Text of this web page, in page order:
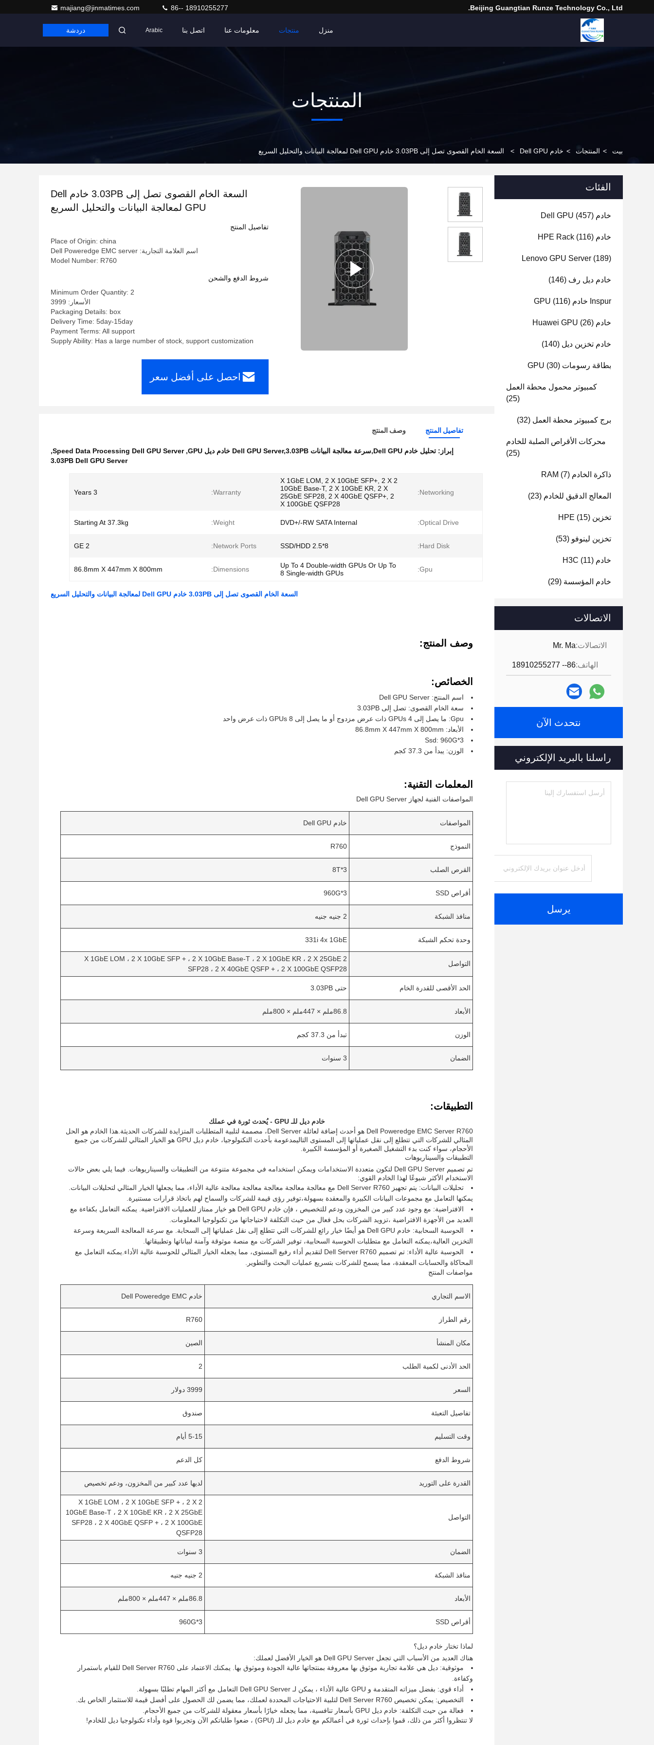
Beijing Guangtian Runze Technology Co., Ltd.
majiang@jinmatimes.com 86-- 18910255277
منزل منتجات معلومات عنا اتصل بنا Arabic دردشة
المنتجات
بيت > المنتجات > خادم Dell GPU > السعة الخام القصوى تصل إلى 3.03PB خادم Dell GPU لمعالجة البيانات والتحليل السريع
الفئات
خادم Dell GPU (457)
خادم HPE Rack (116)
Lenovo GPU Server (189)
خادم ديل رف (146)
Inspur خادم GPU (116)
خادم Huawei GPU (26)
خادم تخزين ديل (140)
بطاقة رسومات GPU (30)
كمبيوتر محمول محطة العمل
(25)
برج كمبيوتر محطة العمل (32)
محركات الأقراص الصلبة للخادم
(25)
ذاكرة الخادم RAM (7)
المعالج الدقيق للخادم (23)
تخزين HPE (15)
تخزين لينوفو (53)
خادم H3C (11)
خادم المؤسسة (29)
الاتصالات
الاتصالات:Mr. Ma
الهاتف:86-- 18910255277
نتحدث الآن
راسلنا بالبريد الإلكتروني
يرسل
السعة الخام القصوى تصل إلى 3.03PB خادم Dell
GPU لمعالجة البيانات والتحليل السريع
تفاصيل المنتج
Place of Origin: china
اسم العلامة التجارية: Dell Poweredge EMC server
Model Number: R760
شروط الدفع والشحن
Minimum Order Quantity: 2
الأسعار: 3999
Packaging Details: box
Delivery Time: 5day-15day
Payment Terms: All support
Supply Ability: Has a large number of stock, support customization
احصل على أفضل سعر
تفاصيل المنتج وصف المنتج
إبراز: تحليل خادم Dell GPU,سرعة معالجة البيانات Dell GPU Server,3.03PB خادم ديل GPU ,
Speed Data Processing Dell GPU Server
,
3.03PB Dell GPU Server
Networking:
2 X 1GbE LOM, 2 X 10GbE SFP+, 2 X
10GbE Base-T, 2 X 10GbE KR, 2 X
25GbE SFP28, 2 X 40GbE QSFP+, 2
X 100GbE QSFP28
Warranty:
3 Years
Optical Drive:
DVD+/-RW SATA Internal
Weight:
Starting At 37.3kg
Hard Disk:
8*2.5 SSD/HDD
Network Ports:
2 GE
Gpu:
Up To 4 Double-width GPUs Or Up To
8 Single-width GPUs
Dimensions:
86.8mm X 447mm X 800mm
السعة الخام القصوى تصل إلى 3.03PB خادم Dell GPU لمعالجة البيانات والتحليل السريع
وصف المنتج:
الخصائص:
اسم المنتج: Dell GPU Server
سعة الخام القصوى: تصل إلى 3.03PB
Gpu: ما يصل إلى 4 GPUs ذات عرض مزدوج أو ما يصل إلى 8 GPUs ذات عرض واحد
الأبعاد: 86.8mm X 447mm X 800mm
Ssd: 960G*3
الوزن: يبدأ من 37.3 كجم
المعلمات التقنية:
المواصفات الفنية لجهاز Dell GPU Server
المواصفات خادم Dell GPU
النموذج R760
القرص الصلب 3*8T
أقراص SSD 960G*3
منافذ الشبكة 2 جنيه جنيه
وحدة تحكم الشبكة 331i 4x 1GbE
التواصل
2 X 1GbE LOM ، 2 X 10GbE SFP + ، 2 X 10GbE Base-T ، 2 X 10GbE KR ، 2 X 25GbE
SFP28 ، 2 X 40GbE QSFP + ، 2 X 100GbE QSFP28
الحد الأقصى للقدرة الخام حتى 3.03PB
الأبعاد 86.8ملم × 447ملم × 800ملم
الوزن تبدأ من 37.3 كجم
الضمان 3 سنوات
التطبيقات:
خادم ديل للـ GPU - يُحدث ثورة في عملك
Dell Poweredge EMC Server R760 هو أحدث إضافة لعائلة Dell Server، مصممة لتلبية المتطلبات المتزايدة للشركات الحديثة.هذا الخادم هو الحل
المثالي للشركات التي تتطلع إلى نقل عملياتها إلى المستوى التاليمدعومة بأحدث التكنولوجيا، خادم ديل GPU هو الخيار المثالي للشركات من جميع
الأحجام، سواء كنت بدء التشغيل الصغيرة أو المؤسسة الكبيرة.
التطبيقات والسيناريوهات
تم تصميم Dell GPU Server لتكون متعددة الاستخدامات ويمكن استخدامه في مجموعة متنوعة من التطبيقات والسيناريوهات. فيما يلي بعض حالات
الاستخدام الأكثر شيوعًا لهذا الخادم القوي:
تحليلات البيانات: يتم تجهيز Dell Server R760 مع معالجة معالجة معالجة معالجة معالجة عالية الأداء، مما يجعلها الخيار المثالي لتحليلات البيانات.
يمكنها التعامل مع مجموعات البيانات الكبيرة والمعقدة بسهولة،توفير رؤى قيمة للشركات والسماح لهم باتخاذ قرارات مستنيرة.
الافتراضية: مع وجود عدد كبير من المخزون ودعم للتخصيص ، فإن خادم Dell GPU هو خيار ممتاز للعمليات الافتراضية. يمكنه التعامل بكفاءة مع
العديد من الأجهزة الافتراضية ،تزويد الشركات بحل فعال من حيث التكلفة لاحتياجاتها من تكنولوجيا المعلومات.
الحوسبة السحابية: خادم Dell GPU هو أيضًا خيار رائع للشركات التي تتطلع إلى نقل عملياتها إلى السحابة. مع سرعة المعالجة السريعة وسرعة
التخزين العالية،يمكنه التعامل مع متطلبات الحوسبة السحابية، توفير الشركات مع منصة موثوقة وآمنة لبياناتها وتطبيقاتها.
الحوسبة عالية الأداء: تم تصميم Dell Server R760 لتقديم أداء رفيع المستوى، مما يجعله الخيار المثالي للحوسبة عالية الأداء.يمكنه التعامل مع
المحاكاة والحسابات المعقدة، مما يسمح للشركات بتسريع عمليات البحث والتطوير.
مواصفات المنتج
الاسم التجاري خادم Dell Poweredge EMC
رقم الطراز R760
مكان المنشأ الصين
الحد الأدنى لكمية الطلب 2
السعر 3999 دولار
تفاصيل التعبئة صندوق
وقت التسليم 5-15 أيام
شروط الدفع كل الدعم
القدرة على التوريد لديها عدد كبير من المخزون، ودعم تخصيص
التواصل
2 X 1GbE LOM ، 2 X 10GbE SFP + ، 2 X
10GbE Base-T ، 2 X 10GbE KR ، 2 X 25GbE
SFP28 ، 2 X 40GbE QSFP + ، 2 X 100GbE
QSFP28
الضمان 3 سنوات
منافذ الشبكة 2 جنيه جنيه
الأبعاد 86.8ملم × 447ملم × 800ملم
أقراص SSD 960G*3
لماذا تختار خادم ديل؟
هناك العديد من الأسباب التي تجعل Dell GPU Server هو الخيار الأفضل لعملك:
موثوقية: ديل هي علامة تجارية موثوق بها معروفة بمنتجاتها عالية الجودة وموثوق بها. يمكنك الاعتماد على Dell Server R760 للقيام باستمرار
وكفاءة.
أداء قوي: بفضل ميزاته المتقدمة و GPU عالية الأداء ، يمكن لـ Dell GPU Server التعامل مع أكثر المهام تطلبًا بسهولة.
التخصيص: يمكن تخصيص Dell Server R760 لتلبية الاحتياجات المحددة لعملك، مما يضمن لك الحصول على أفضل قيمة للاستثمار الخاص بك.
فعالة من حيث التكلفة: خادم ديل GPU بأسعار تنافسية، مما يجعله خيارًا بأسعار معقولة للشركات من جميع الأحجام.
لا تنتظروا أكثر من ذلك، قموا بإحداث ثورة في أعمالكم مع خادم ديل للـ (GPU) ، ضعوا طلباتكم الآن وتجربوا قوة وأداء تكنولوجيا ديل للخادم!